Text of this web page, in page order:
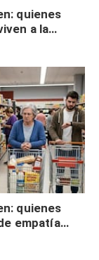
quienes
a la
quienes
empatía